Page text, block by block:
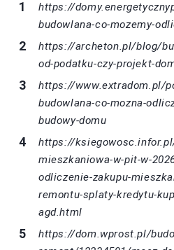
https://
budowlana-co-mozemy-
https://archeton.pl/blog/
od-podatku-czy-projekt-
https://www.extradom.pl/
budowlana-co-mozna-
budowy-domu
https://
mieszkaniowa-w-pit-w-
odliczenie-zakupu-
remontu-splaty-kredytu-
agd.html
https://dom.wprost.pl/